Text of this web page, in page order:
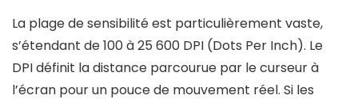
La plage de sensibilité est particulièrement vaste,
s’étendant de 100 à 25 600 DPI (Dots Per Inch). Le
DPI définit la distance parcourue par le curseur à
l’écran pour un pouce de mouvement réel. Si les